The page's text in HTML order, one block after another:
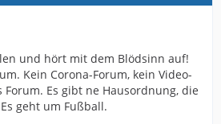
und hört mit dem Blödsinn auf!
Kein Corona-Forum, kein Video-
Forum. Es gibt ne Hausordnung, die
geht um Fußball.